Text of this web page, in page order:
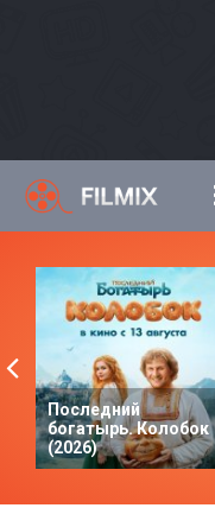
Последний
богатырь. Колобок
(2026)